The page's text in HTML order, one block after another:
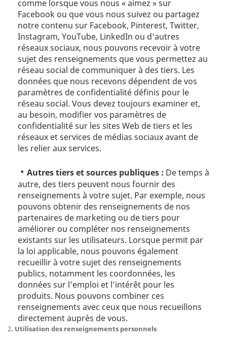
comme lorsque vous nous « aimez » sur
Facebook ou que vous nous suivez ou partagez
notre contenu sur Facebook, Pinterest, Twitter,
Instagram, YouTube, LinkedIn ou d’autres
réseaux sociaux, nous pouvons recevoir à votre
sujet des renseignements que vous permettez au
réseau social de communiquer à des tiers. Les
données que nous recevons dépendent de vos
paramètres de confidentialité définis pour le
réseau social. Vous devez toujours examiner et,
au besoin, modifier vos paramètres de
confidentialité sur les sites Web de tiers et les
réseaux et services de médias sociaux avant de
les relier aux services.
Autres tiers et sources publiques : De temps à
autre, des tiers peuvent nous fournir des
renseignements à votre sujet. Par exemple, nous
pouvons obtenir des renseignements de nos
partenaires de marketing ou de tiers pour
améliorer ou compléter nos renseignements
existants sur les utilisateurs. Lorsque permit par
la loi applicable, nous pouvons également
recueillir à votre sujet des renseignements
publics, notamment les coordonnées, les
données sur l’emploi et l’intérêt pour les
produits. Nous pouvons combiner ces
renseignements avec ceux que nous recueillons
directement auprès de vous.
2. Utilisation des renseignements personnels